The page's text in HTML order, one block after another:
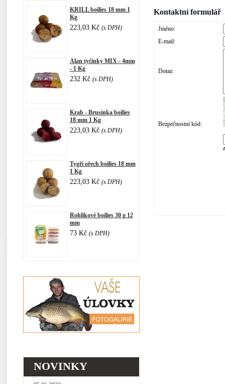
KRILL boilies 18 mm 1
Kg
223,03 Kč (s DPH)
Alan tyčinky MIX - 4mm
- 1 Kg
232 Kč (s DPH)
Krab - Brusinka boilies
18 mm 1 Kg
223,03 Kč (s DPH)
Tygří ořech boilies 18 mm
1 Kg
223,03 Kč (s DPH)
Rohlikové boilies 30 g 12
mm
73 Kč (s DPH)
NOVINKY
Kontaktní formulář
Jméno:
E-mail:
Dotaz:
Bezpečnostní kód: